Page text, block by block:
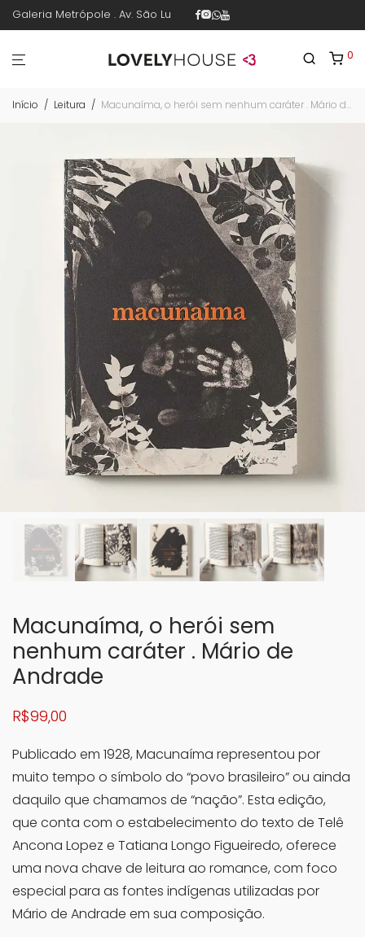
Galeria Metrópole . Av. São Luís 187 . sala 30 . 1º piso . República .
0
Início / Leitura / Macunaíma, o herói sem nenhum caráter . Mário de Andrade
Macunaíma, o herói sem
nenhum caráter . Mário de
Andrade
R$99,00
Publicado em 1928, Macunaíma representou por
muito tempo o símbolo do “povo brasileiro” ou ainda
daquilo que chamamos de “nação”. Esta edição,
que conta com o estabelecimento do texto de Telê
Ancona Lopez e Tatiana Longo Figueiredo, oferece
uma nova chave de leitura ao romance, com foco
especial para as fontes indígenas utilizadas por
Mário de Andrade em sua composição.